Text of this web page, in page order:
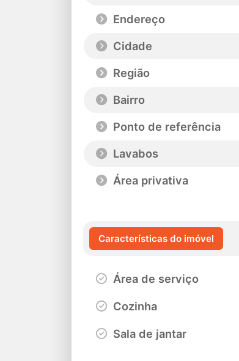
Endereço
Cidade
Região
Bairro
Ponto de referência
Lavabos
Área privativa
Características do imóvel
Área de serviço
Cozinha
Sala de jantar